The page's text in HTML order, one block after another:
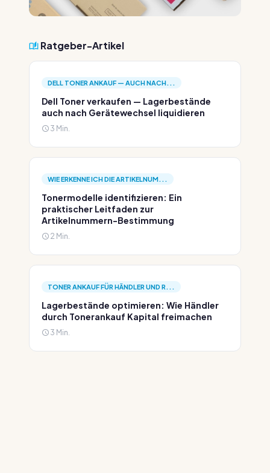
Ratgeber-Artikel
DELL TONER ANKAUF — AUCH NACH...
Dell Toner verkaufen — Lagerbestände
auch nach Gerätewechsel liquidieren
3 Min.
WIE ERKENNE ICH DIE ARTIKELNUM...
Tonermodelle identifizieren: Ein
praktischer Leitfaden zur
Artikelnummern-Bestimmung
2 Min.
TONER ANKAUF FÜR HÄNDLER UND R...
Lagerbestände optimieren: Wie Händler
durch Tonerankauf Kapital freimachen
3 Min.